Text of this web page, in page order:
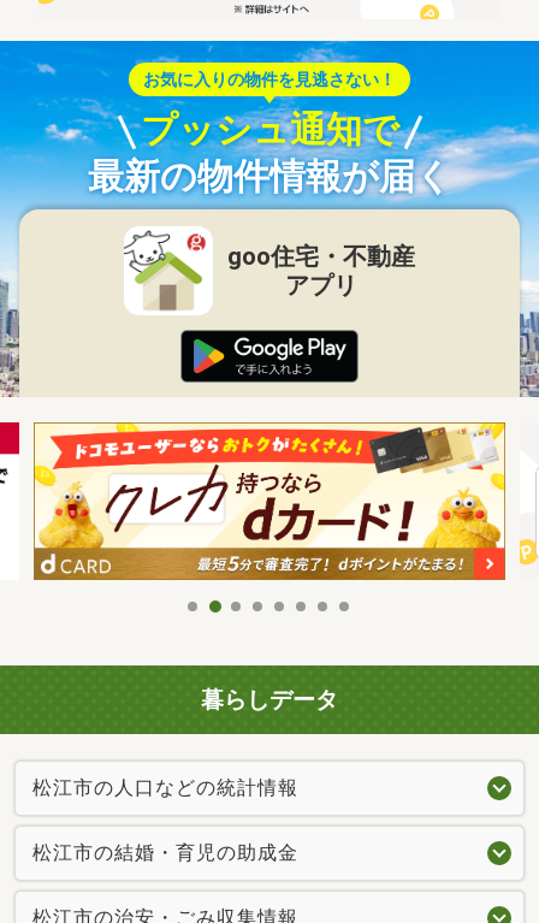
お気に入りの物件を見逃さない！
プッシュ通知で
最新の物件情報が届く
goo住宅・不動産
アプリ
暮らしデータ
松江市の人口などの統計情報
松江市の結婚・育児の助成金
松江市の治安・ごみ収集情報